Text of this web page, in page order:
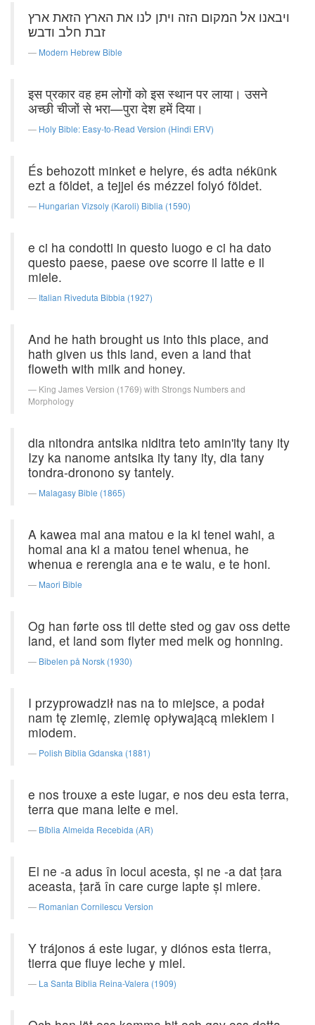
ויבאנו אל המקום הזה ויתן לנו את הארץ הזאת ארץ
זבת חלב ודבש׃
Modern Hebrew Bible
इस प्रकार वह हम लोगों को इस स्थान पर लाया। उसने
अच्छी चीजों से भरा—पुरा देश हमें दिया।
Holy Bible: Easy-to-Read Version (Hindi ERV)
És behozott minket e helyre, és adta nékünk
ezt a földet, a tejjel és mézzel folyó földet.
Hungarian Vizsoly (Karoli) Biblia (1590)
e ci ha condotti in questo luogo e ci ha dato
questo paese, paese ove scorre il latte e il
miele.
Italian Riveduta Bibbia (1927)
And he hath brought us into this place, and
hath given us this land, even a land that
floweth with milk and honey.
King James Version (1769) with Strongs Numbers and
Morphology
dia nitondra antsika niditra teto amin'ity tany ity
Izy ka nanome antsika ity tany ity, dia tany
tondra-dronono sy tantely.
Malagasy Bible (1865)
A kawea mai ana matou e ia ki tenei wahi, a
homai ana ki a matou tenei whenua, he
whenua e rerengia ana e te waiu, e te honi.
Maori Bible
Og han førte oss til dette sted og gav oss dette
land, et land som flyter med melk og honning.
Bibelen på Norsk (1930)
I przyprowadził nas na to miejsce, a podał
nam tę ziemię, ziemię opływającą mlekiem i
miodem.
Polish Biblia Gdanska (1881)
e nos trouxe a este lugar, e nos deu esta terra,
terra que mana leite e mel.
Bíblia Almeida Recebida (AR)
El ne -a adus în locul acesta, şi ne -a dat ţara
aceasta, ţară în care curge lapte şi miere.
Romanian Cornilescu Version
Y trájonos á este lugar, y diónos esta tierra,
tierra que fluye leche y miel.
La Santa Biblia Reina-Valera (1909)